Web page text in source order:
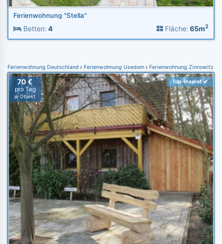
Ferienwohnung "Stella"
Betten: 4 Fläche: 65m2
Ferienwohnung Deutschland Ferienwohnung Usedom Ferienwohnung Zinnowitz
70 €
pro Tag
je Objekt
Top-Inserat